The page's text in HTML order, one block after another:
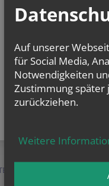
&
Auf unserer
für Social Media,
Notwendigkeiten
Zustimmung
zurückziehen.
Weitere